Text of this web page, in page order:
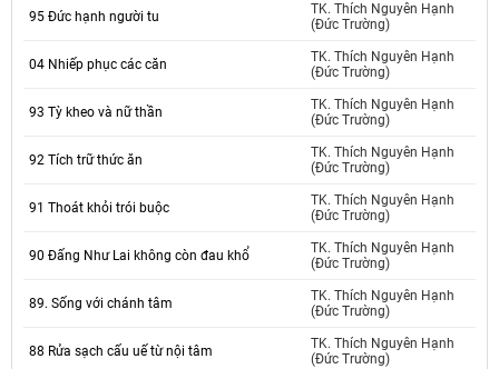
95 Đức hạnh người tu
TK. Thích Nguyên Hạnh
(Đức Trường)
04 Nhiếp phục các căn
TK. Thích Nguyên Hạnh
(Đức Trường)
93 Tỳ kheo và nữ thần
TK. Thích Nguyên Hạnh
(Đức Trường)
92 Tích trữ thức ăn
TK. Thích Nguyên Hạnh
(Đức Trường)
91 Thoát khỏi trói buộc
TK. Thích Nguyên Hạnh
(Đức Trường)
90 Đấng Như Lai không còn đau khổ
TK. Thích Nguyên Hạnh
(Đức Trường)
89. Sống với chánh tâm
TK. Thích Nguyên Hạnh
(Đức Trường)
88 Rửa sạch cấu uế từ nội tâm
TK. Thích Nguyên Hạnh
(Đức Trường)